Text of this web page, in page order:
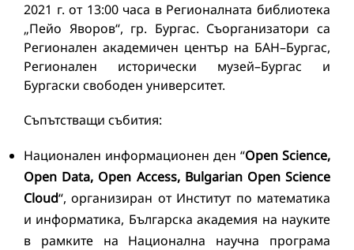
2021 г. от 13:00 часа в Регионалната библиотека
„Пейо Яворов“, гр. Бургас. Съорганизатори са
Регионален академичен център на БАН–Бургас,
Регионален исторически музей–Бургас и
Бургаски свободен университет.
Съпътстващи събития:
Национален информационен ден “Open Science,
Open Data, Open Access, Bulgarian Open Science
Cloud“, организиран от Институт по математика
и информатика, Българска академия на науките
в рамките на Национална научна програма